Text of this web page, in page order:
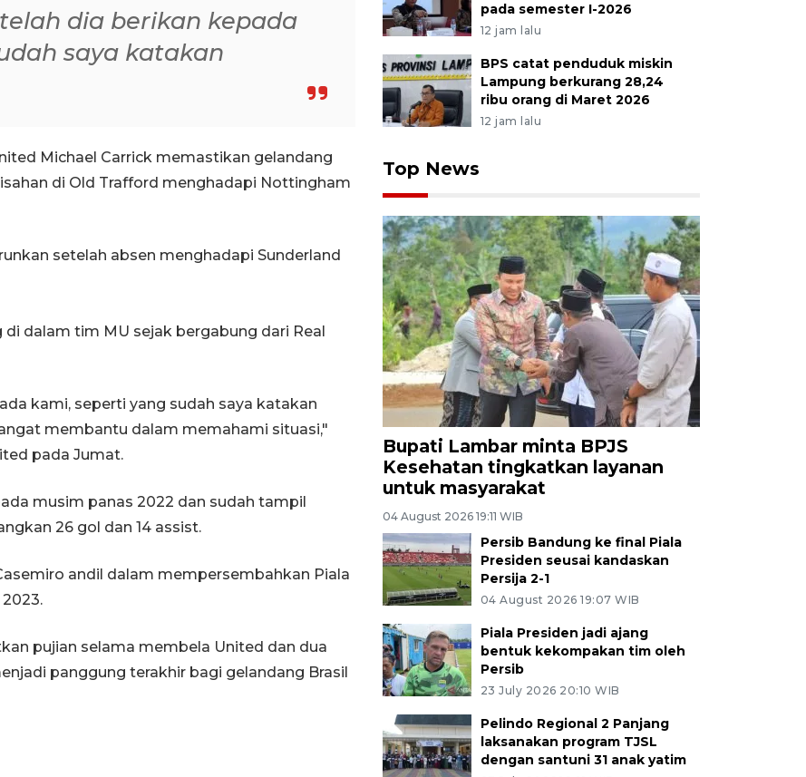
dia berikan kepada
saya katakan
Michael Carrick memastikan gelandang
di Old Trafford menghadapi Nottingham
setelah absen menghadapi Sunderland
dalam tim MU sejak bergabung dari Real
kami, seperti yang sudah saya katakan
membantu dalam memahami situasi,"
pada Jumat.
musim panas 2022 dan sudah tampil
26 gol dan 14 assist.
andil dalam mempersembahkan Piala
pujian selama membela United dan dua
panggung terakhir bagi gelandang Brasil
pada semester I-2026
12 jam lalu
BPS catat penduduk miskin
Lampung berkurang 28,24
ribu orang di Maret 2026
12 jam lalu
Top News
Bupati Lambar minta BPJS
Kesehatan tingkatkan layanan
untuk masyarakat
04 August 2026 19:11 WIB
Persib Bandung ke final Piala
Presiden seusai kandaskan
Persija 2-1
04 August 2026 19:07 WIB
Piala Presiden jadi ajang
bentuk kekompakan tim oleh
Persib
23 July 2026 20:10 WIB
Pelindo Regional 2 Panjang
laksanakan program TJSL
dengan santuni 31 anak yatim